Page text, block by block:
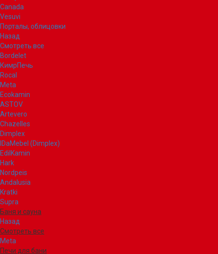
Canada
Vesuvi
Порталы, облицовки
Назад
Смотреть все
Bordelet
КимрПечь
Rocal
Meta
Ecokamin
ASTOV
Artevero
Chazelles
Dimplex
IDaMebel (Dimplex)
EdilKamin
Hark
Nordpeis
Andalusia
Kratki
Supra
Баня и сауна
Назад
Смотреть все
Meta
Печи для бани